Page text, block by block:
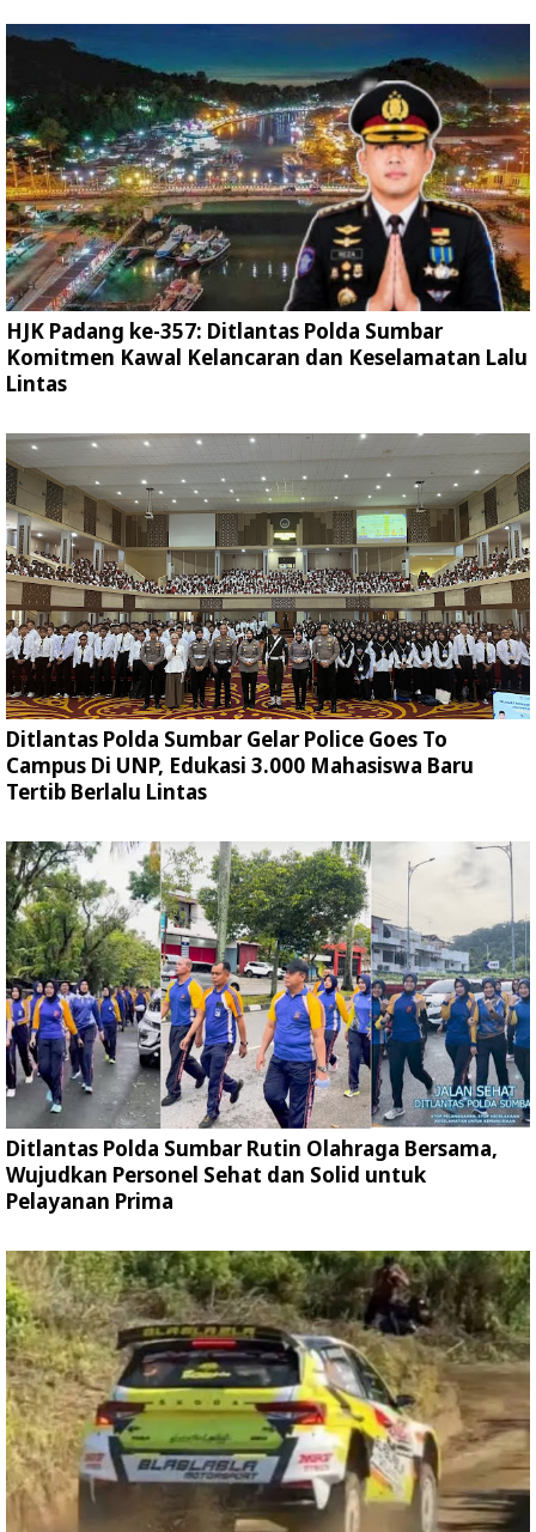
HJK Padang ke-357: Ditlantas Polda Sumbar
Komitmen Kawal Kelancaran dan Keselamatan Lalu
Lintas
Ditlantas Polda Sumbar Gelar Police Goes To
Campus Di UNP, Edukasi 3.000 Mahasiswa Baru
Tertib Berlalu Lintas
Ditlantas Polda Sumbar Rutin Olahraga Bersama,
Wujudkan Personel Sehat dan Solid untuk
Pelayanan Prima